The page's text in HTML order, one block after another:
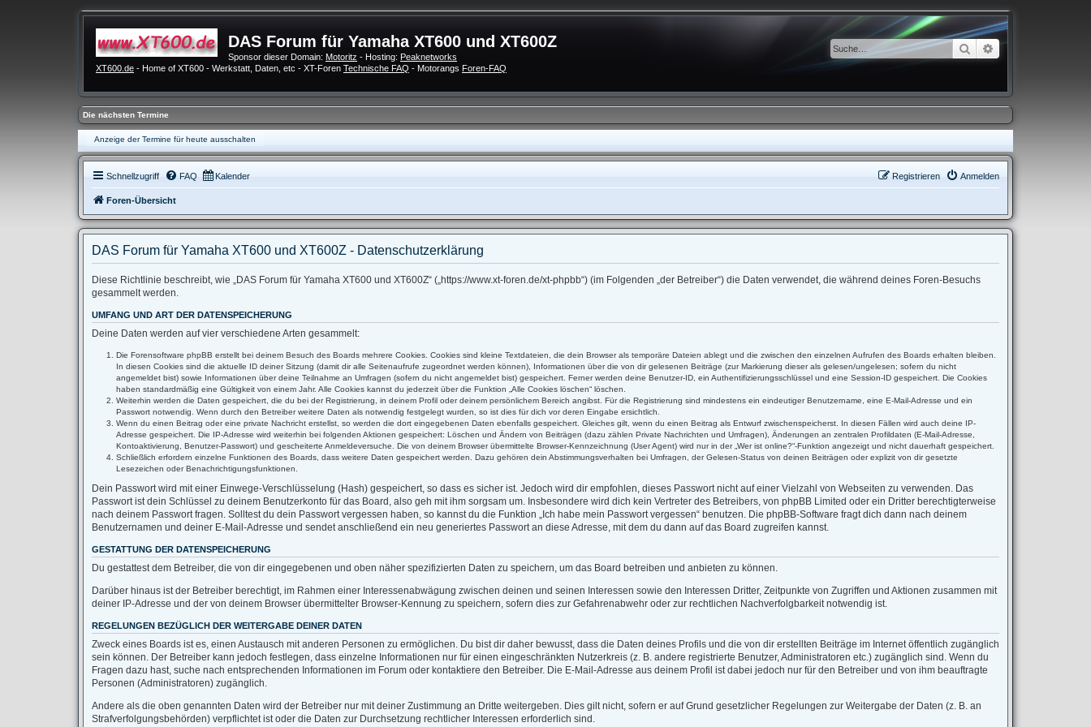
DAS Forum für Yamaha XT600 und XT600Z
Sponsor dieser Domain: Motoritz - Hosting: Peaknetworks
XT600.de - Home of XT600 - Werkstatt, Daten, etc - XT-Foren Technische FAQ - Motorangs Foren-FAQ
Suche Erweiterte Suche
Die nächsten Termine
Anzeige der Termine für heute ausschalten
Schnellzugriff FAQ Kalender Anmelden
Registrieren
Foren-Übersicht
DAS Forum für Yamaha XT600 und XT600Z - Datenschutzerklärung
Diese Richtlinie beschreibt, wie „DAS Forum für Yamaha XT600 und XT600Z“ („https://www.xt-foren.de/xt-phpbb“) (im Folgenden „der Betreiber“) die Daten verwendet, die während deines Foren-Besuchs
gesammelt werden.
UMFANG UND ART DER DATENSPEICHERUNG
Deine Daten werden auf vier verschiedene Arten gesammelt:
Die Forensoftware phpBB erstellt bei deinem Besuch des Boards mehrere Cookies. Cookies sind kleine Textdateien, die dein Browser als temporäre Dateien ablegt und die zwischen den einzelnen Aufrufen des Boards erhalten bleiben.
In diesen Cookies sind die aktuelle ID deiner Sitzung (damit dir alle Seitenaufrufe zugeordnet werden können), Informationen über die von dir gelesenen Beiträge (zur Markierung dieser als gelesen/ungelesen; sofern du nicht
angemeldet bist) sowie Informationen über deine Teilnahme an Umfragen (sofern du nicht angemeldet bist) gespeichert. Ferner werden deine Benutzer-ID, ein Authentifizierungsschlüssel und eine Session-ID gespeichert. Die Cookies
haben standardmäßig eine Gültigkeit von einem Jahr. Alle Cookies kannst du jederzeit über die Funktion „Alle Cookies löschen“ löschen.
Weiterhin werden die Daten gespeichert, die du bei der Registrierung, in deinem Profil oder deinem persönlichem Bereich angibst. Für die Registrierung sind mindestens ein eindeutiger Benutzername, eine E-Mail-Adresse und ein
Passwort notwendig. Wenn durch den Betreiber weitere Daten als notwendig festgelegt wurden, so ist dies für dich vor deren Eingabe ersichtlich.
Wenn du einen Beitrag oder eine private Nachricht erstellst, so werden die dort eingegebenen Daten ebenfalls gespeichert. Gleiches gilt, wenn du einen Beitrag als Entwurf zwischenspeicherst. In diesen Fällen wird auch deine IP-
Adresse gespeichert. Die IP-Adresse wird weiterhin bei folgenden Aktionen gespeichert: Löschen und Ändern von Beiträgen (dazu zählen Private Nachrichten und Umfragen), Änderungen an zentralen Profildaten (E-Mail-Adresse,
Kontoaktivierung, Benutzer-Passwort) und gescheiterte Anmeldeversuche. Die von deinem Browser übermittelte Browser-Kennzeichnung (User Agent) wird nur in der „Wer ist online?“-Funktion angezeigt und nicht dauerhaft gespeichert.
Schließlich erfordern einzelne Funktionen des Boards, dass weitere Daten gespeichert werden. Dazu gehören dein Abstimmungsverhalten bei Umfragen, der Gelesen-Status von deinen Beiträgen oder explizit von dir gesetzte
Lesezeichen oder Benachrichtigungsfunktionen.
Dein Passwort wird mit einer Einwege-Verschlüsselung (Hash) gespeichert, so dass es sicher ist. Jedoch wird dir empfohlen, dieses Passwort nicht auf einer Vielzahl von Webseiten zu verwenden. Das
Passwort ist dein Schlüssel zu deinem Benutzerkonto für das Board, also geh mit ihm sorgsam um. Insbesondere wird dich kein Vertreter des Betreibers, von phpBB Limited oder ein Dritter berechtigterweise
nach deinem Passwort fragen. Solltest du dein Passwort vergessen haben, so kannst du die Funktion „Ich habe mein Passwort vergessen“ benutzen. Die phpBB-Software fragt dich dann nach deinem
Benutzernamen und deiner E-Mail-Adresse und sendet anschließend ein neu generiertes Passwort an diese Adresse, mit dem du dann auf das Board zugreifen kannst.
GESTATTUNG DER DATENSPEICHERUNG
Du gestattest dem Betreiber, die von dir eingegebenen und oben näher spezifizierten Daten zu speichern, um das Board betreiben und anbieten zu können.
Darüber hinaus ist der Betreiber berechtigt, im Rahmen einer Interessenabwägung zwischen deinen und seinen Interessen sowie den Interessen Dritter, Zeitpunkte von Zugriffen und Aktionen zusammen mit
deiner IP-Adresse und der von deinem Browser übermittelter Browser-Kennung zu speichern, sofern dies zur Gefahrenabwehr oder zur rechtlichen Nachverfolgbarkeit notwendig ist.
REGELUNGEN BEZÜGLICH DER WEITERGABE DEINER DATEN
Zweck eines Boards ist es, einen Austausch mit anderen Personen zu ermöglichen. Du bist dir daher bewusst, dass die Daten deines Profils und die von dir erstellten Beiträge im Internet öffentlich zugänglich
sein können. Der Betreiber kann jedoch festlegen, dass einzelne Informationen nur für einen eingeschränkten Nutzerkreis (z. B. andere registrierte Benutzer, Administratoren etc.) zugänglich sind. Wenn du
Fragen dazu hast, suche nach entsprechenden Informationen im Forum oder kontaktiere den Betreiber. Die E-Mail-Adresse aus deinem Profil ist dabei jedoch nur für den Betreiber und von ihm beauftragte
Personen (Administratoren) zugänglich.
Andere als die oben genannten Daten wird der Betreiber nur mit deiner Zustimmung an Dritte weitergeben. Dies gilt nicht, sofern er auf Grund gesetzlicher Regelungen zur Weitergabe der Daten (z. B. an
Strafverfolgungsbehörden) verpflichtet ist oder die Daten zur Durchsetzung rechtlicher Interessen erforderlich sind.